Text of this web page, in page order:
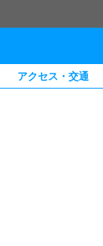
アクセス・交通